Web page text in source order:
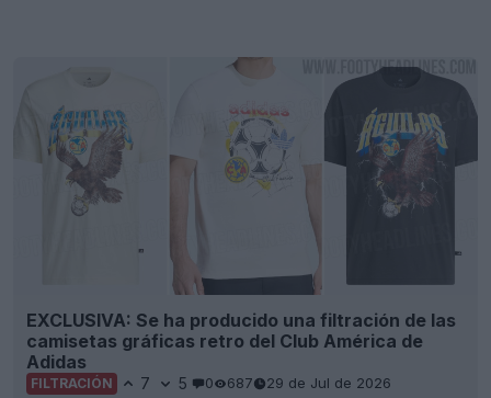
EXCLUSIVA: Se ha producido una filtración de las
camisetas gráficas retro del Club América de
Adidas
FILTRACIÓN 7 5 0 687 29 de Jul de 2026